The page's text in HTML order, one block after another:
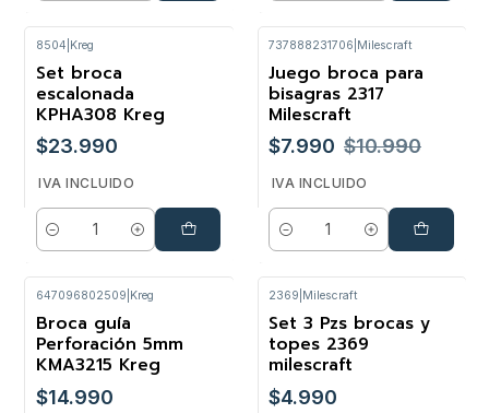
8504 Kreg
Set broca
escalonada
KPHA308 Kreg
$23.990
IVA INCLUIDO
Cantidad
-27%
737888231706 Milescraft
Juego broca para
bisagras 2317
Milescraft
$7.990 $10.990
IVA INCLUIDO
Cantidad
647096802509 Kreg
Broca guía
Perforación 5mm
KMA3215 Kreg
$14.990
2369 Milescraft
Set 3 Pzs brocas y
topes 2369
milescraft
$4.990